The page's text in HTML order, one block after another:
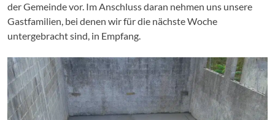
der Gemeinde vor. Im Anschluss daran nehmen uns unsere
Gastfamilien, bei denen wir für die nächste Woche
untergebracht sind, in Empfang.